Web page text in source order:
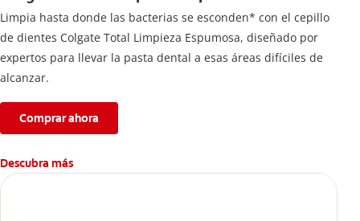
Limpia hasta donde las bacterias se esconden* con el cepillo
de dientes Colgate Total Limpieza Espumosa, diseñado por
expertos para llevar la pasta dental a esas áreas difíciles de
alcanzar.
Comprar ahora
Descubra más